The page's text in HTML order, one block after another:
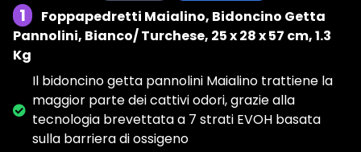
1
Foppapedretti Maialino, Bidoncino Getta
Pannolini, Bianco/ Turchese, ‎25 x 28 x 57 cm, 1.3
Kg
Il bidoncino getta pannolini Maialino trattiene la
maggior parte dei cattivi odori, grazie alla
tecnologia brevettata a 7 strati EVOH basata
sulla barriera di ossigeno